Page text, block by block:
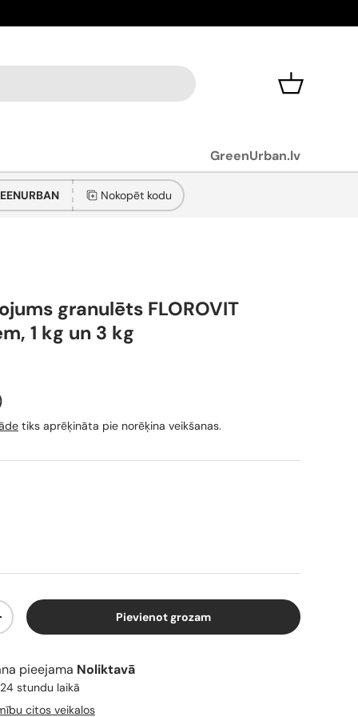
Grozs
GreenUrban.lv
Nokopēt kodu
granulēts FLOROVIT
1 kg un 3 kg
tiks aprēķināta pie norēķina veikšanas.
Pievienot grozam
pieejama Noliktavā
stundu laikā
citos veikalos